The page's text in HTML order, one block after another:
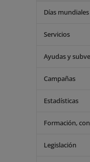
Días mundiales
Servicios
Ayudas y
Campañas
Estadísticas
Formación,
Legislación